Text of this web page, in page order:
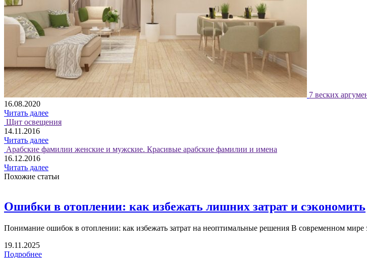
7 веских
16.08.2020
Читать далее
Щит освещения
14.11.2016
Читать далее
Арабские фамилии женские и мужские. Красивые арабские фамилии и имена
16.12.2016
Читать далее
Похожие статьи
Ошибки в отоплении: как избежать лишних затрат и сэкономить
Понимание ошибок в отоплении: как избежать затрат на неоптимальные решения В современном мире
19.11.2025
Подробнее